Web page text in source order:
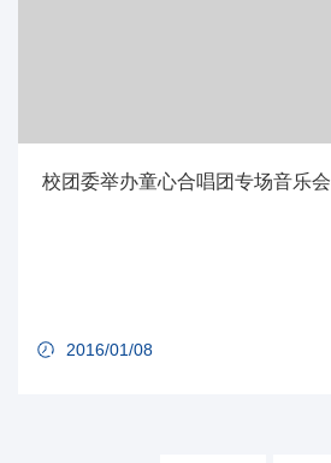
校团委举办童心合唱团专场音乐会
2016/01/08